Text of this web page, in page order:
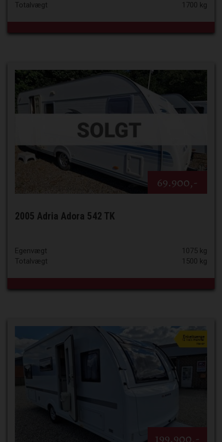
Totalvægt
1700 kg
69.900,-
2005 Adria Adora 542 TK
Egenvægt
1075 kg
Totalvægt
1500 kg
199.900,-